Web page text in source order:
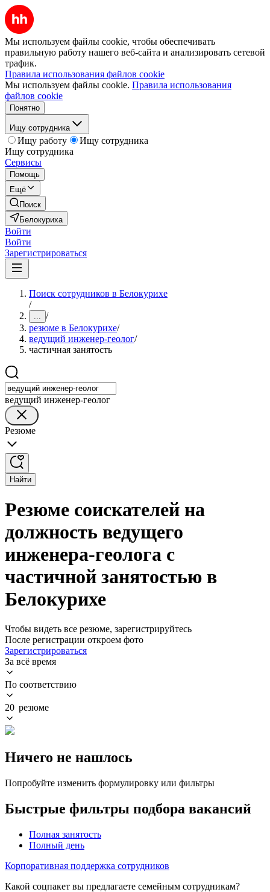
Мы используем файлы cookie, чтобы обеспечивать
правильную работу нашего веб-сайта и анализировать сетевой
трафик.
Правила использования файлов cookie
Мы используем файлы cookie. Правила использования
файлов cookie
Понятно
Ищу сотрудника
Ищу работу
Ищу сотрудника
Ищу сотрудника
Сервисы
Помощь
Ещё
Поиск
Белокуриха
Войти
Войти
Зарегистрироваться
Поиск сотрудников в Белокурихе
/
... /
резюме в Белокурихе/
ведущий инженер-геолог/
частичная занятость
ведущий инженер-геолог
Резюме
Найти
Резюме соискателей на
должность ведущего
инженера-геолога с
частичной занятостью в
Белокурихе
Чтобы видеть все резюме, зарегистрируйтесь
После регистрации откроем фото
Зарегистрироваться
За всё время
По соответствию
20 резюме
Ничего не нашлось
Попробуйте изменить формулировку или фильтры
Быстрые фильтры подбора вакансий
Полная занятость
Полный день
Корпоративная поддержка сотрудников
Какой соцпакет вы предлагаете семейным сотрудникам?